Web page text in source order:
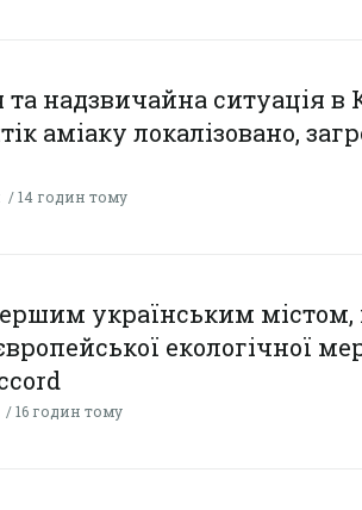
надзвичайна ситуація в
аміаку локалізовано,
14 годин тому
українським
екологічної
16 годин тому